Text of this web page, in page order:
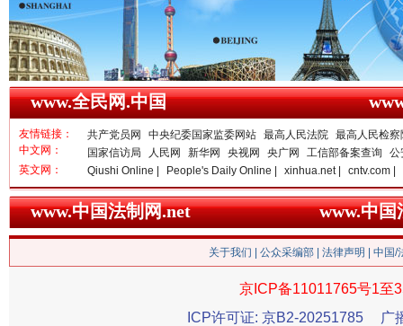
雄关漫道展新颜 “
高速路
www.全民网.中国
友情链接：
中文网：
共产党员网 中央纪委国家监委网站 最高人民法院 最高人民检察
国家信访局
人民网 新华网 央视网 央广网 工信部备案查询
公
英文网：
Qiushi Online | People's Daily Online | xinhua.net | cntv.com |
www.中国法制网.net www.中
关于我们 公众采编部 法律声明 | 中国
京ICP备11011765号1至
ICP许可证: 京B2-20251785
广